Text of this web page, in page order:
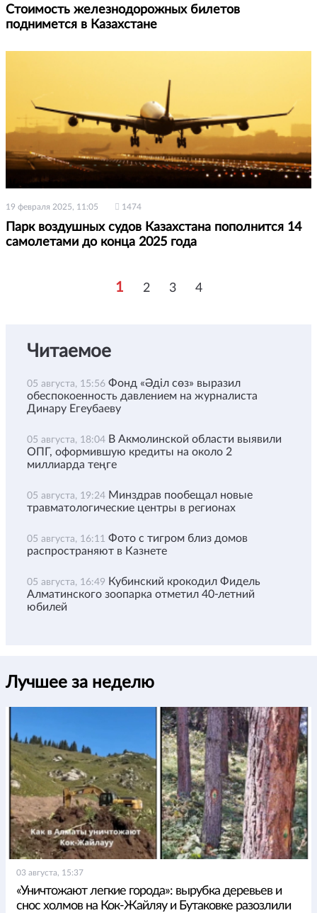
Стоимость железнодорожных билетов
поднимется в Казахстане
19 февраля 2025, 11:05 1474
Парк воздушных судов Казахстана пополнится 14
самолетами до конца 2025 года
1 2 3 4
Читаемое
05 августа, 15:56 Фонд «Әділ сөз» выразил
обеспокоенность давлением на журналиста
Динару Егеубаеву
05 августа, 18:04 В Акмолинской области выявили
ОПГ, оформившую кредиты на около 2
миллиарда теңге
05 августа, 19:24 Минздрав пообещал новые
травматологические центры в регионах
05 августа, 16:11 Фото с тигром близ домов
распространяют в Казнете
05 августа, 16:49 Кубинский крокодил Фидель
Алматинского зоопарка отметил 40-летний
юбилей
Лучшее за неделю
03 августа, 15:37
«Уничтожают легкие города»: вырубка деревьев и
снос холмов на Кок-Жайляу и Бутаковке разозлили